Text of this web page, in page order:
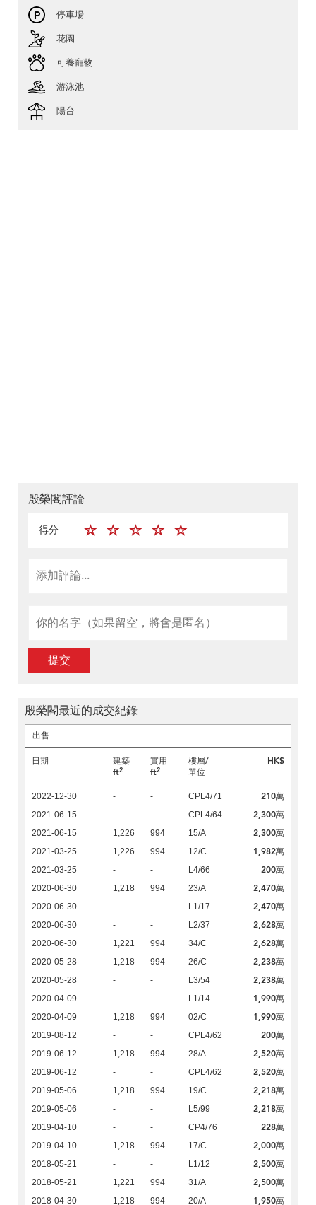
停車場
花園
可養寵物
游泳池
陽台
殷榮閣評論
得分
提交
殷榮閣最近的成交紀錄
出售
日期
建築
ft2
實用
ft2
樓層/
單位
HK$
2022-12-30 - - CPL4/71 210萬
2021-06-15 - - CPL4/64 2,300萬
2021-06-15 1,226 994 15/A 2,300萬
2021-03-25 1,226 994 12/C 1,982萬
2021-03-25 - - L4/66 200萬
2020-06-30 1,218 994 23/A 2,470萬
2020-06-30 - - L1/17 2,470萬
2020-06-30 - - L2/37 2,628萬
2020-06-30 1,221 994 34/C 2,628萬
2020-05-28 1,218 994 26/C 2,238萬
2020-05-28 - - L3/54 2,238萬
2020-04-09 - - L1/14 1,990萬
2020-04-09 1,218 994 02/C 1,990萬
2019-08-12 - - CPL4/62 200萬
2019-06-12 1,218 994 28/A 2,520萬
2019-06-12 - - CPL4/62 2,520萬
2019-05-06 1,218 994 19/C 2,218萬
2019-05-06 - - L5/99 2,218萬
2019-04-10 - - CP4/76 228萬
2019-04-10 1,218 994 17/C 2,000萬
2018-05-21 - - L1/12 2,500萬
2018-05-21 1,221 994 31/A 2,500萬
2018-04-30 1,218 994 20/A 1,950萬